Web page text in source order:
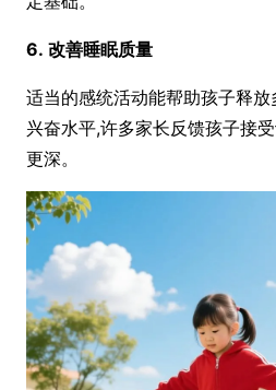
6. 改善睡眠质量
适当的感统活动能帮助孩子释
兴奋水平,许多家长反馈孩子接
更深。